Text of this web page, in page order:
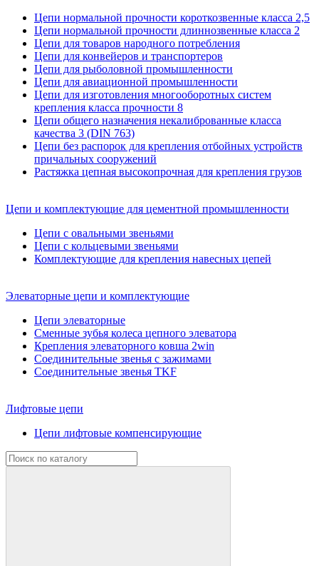
Цепи нормальной прочности короткозвенные класса 2,5
Цепи нормальной прочности длиннозвенные класса 2
Цепи для товаров народного потребления
Цепи для конвейеров и транспортеров
Цепи для рыболовной промышленности
Цепи для авиационной промышленности
Цепи для изготовления многооборотных систем
крепления класса прочности 8
Цепи общего назначения некалиброванные класса
качества 3 (DIN 763)
Цепи без распорок для крепления отбойных устройств
причальных сооружений
Растяжка цепная высокопрочная для крепления грузов
Цепи и комплектующие для цементной промышленности
Цепи с овальными звеньями
Цепи с кольцевыми звеньями
Комплектующие для крепления навесных цепей
Элеваторные цепи и комплектующие
Цепи элеваторные
Сменные зубья колеса цепного элеватора
Крепления элеваторного ковша 2win
Соединительные звенья с зажимами
Соединительные звенья TKF
Лифтовые цепи
Цепи лифтовые компенсирующие